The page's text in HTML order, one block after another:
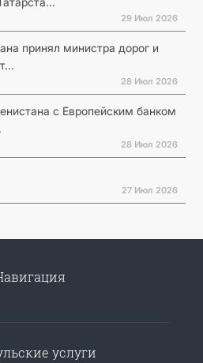
29 Июл 2026
принял министра дорог и
28 Июл 2026
с Европейским банком
28 Июл 2026
27 Июл 2026
услуги